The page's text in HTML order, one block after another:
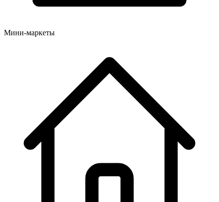
Мини-маркеты